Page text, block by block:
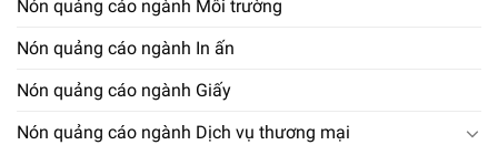
Nón quảng cáo ngành Môi trường
Nón quảng cáo ngành In ấn
Nón quảng cáo ngành Giấy
Nón quảng cáo ngành Dịch vụ thương mại